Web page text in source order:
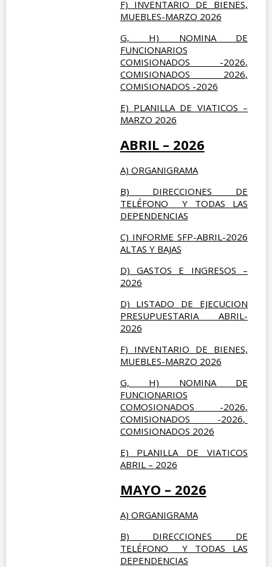
F) INVENTARIO DE BIENES,
MUEBLES-MARZO 2026
G, H) NOMINA DE
FUNCIONARIOS
COMISIONADOS -2026,
COMISIONADOS 2026,
COMISIONADOS -2026
E) PLANILLA DE VIATICOS –
MARZO 2026
ABRIL – 2026
A) ORGANIGRAMA
B) DIRECCIONES DE
TELÉFONO Y TODAS LAS
DEPENDENCIAS
C) INFORME SFP-ABRIL-2026
ALTAS Y BAJAS
D) GASTOS E INGRESOS –
2026
D) LISTADO DE EJECUCION
PRESUPUESTARIA ABRIL-
2026
F) INVENTARIO DE BIENES,
MUEBLES-MARZO 2026
G, H) NOMINA DE
FUNCIONARIOS
COMOSIONADOS -2026,
COMISIONADOS -2026,
COMISIONADOS 2026
E) PLANILLA DE VIATICOS
ABRIL – 2026
MAYO – 2026
A) ORGANIGRAMA
B) DIRECCIONES DE
TELÉFONO Y TODAS LAS
DEPENDENCIAS